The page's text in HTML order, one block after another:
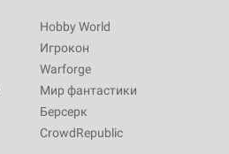
Hobby World
Игрокон
Warforge
Мир фантастики
Берсерк
CrowdRepublic